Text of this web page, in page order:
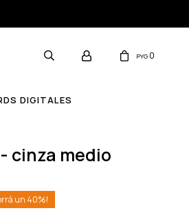
DIGITALES
PYG 0
cinza medio
40